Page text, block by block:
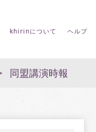
khirinについて ヘルプ
同盟講演時報